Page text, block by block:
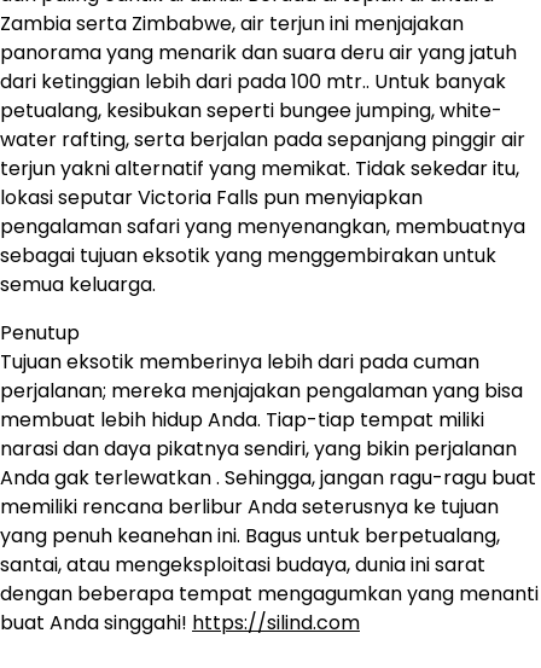
Zambia serta Zimbabwe, air terjun ini menjajakan
panorama yang menarik dan suara deru air yang jatuh
dari ketinggian lebih dari pada 100 mtr.. Untuk banyak
petualang, kesibukan seperti bungee jumping, white-
water rafting, serta berjalan pada sepanjang pinggir air
terjun yakni alternatif yang memikat. Tidak sekedar itu,
lokasi seputar Victoria Falls pun menyiapkan
pengalaman safari yang menyenangkan, membuatnya
sebagai tujuan eksotik yang menggembirakan untuk
semua keluarga.
Penutup
Tujuan eksotik memberinya lebih dari pada cuman
perjalanan; mereka menjajakan pengalaman yang bisa
membuat lebih hidup Anda. Tiap-tiap tempat miliki
narasi dan daya pikatnya sendiri, yang bikin perjalanan
Anda gak terlewatkan . Sehingga, jangan ragu-ragu buat
memiliki rencana berlibur Anda seterusnya ke tujuan
yang penuh keanehan ini. Bagus untuk berpetualang,
santai, atau mengeksploitasi budaya, dunia ini sarat
dengan beberapa tempat mengagumkan yang menanti
buat Anda singgahi! https://silind.com